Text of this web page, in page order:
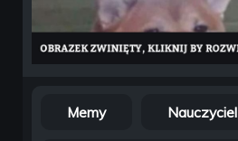
Memy Nauczyciel